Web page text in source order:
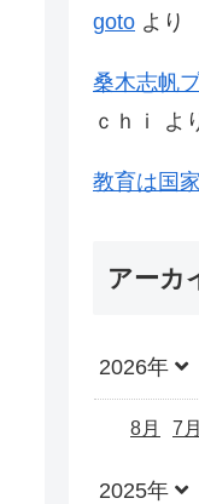
goto より
桑木志帆
ｃｈｉ
よ
教育は国
アーカ
2026年
8月 7月
2025年